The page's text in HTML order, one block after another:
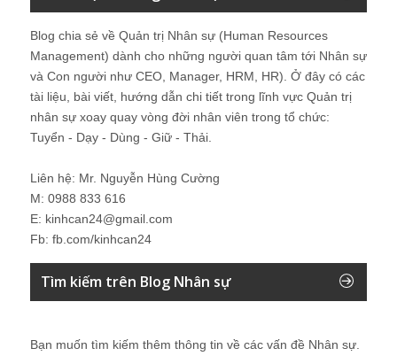
Blog chia sẻ về Quản trị Nhân sự (Human Resources
Management) dành cho những người quan tâm tới Nhân sự
và Con người như CEO, Manager, HRM, HR). Ở đây có các
tài liệu, bài viết, hướng dẫn chi tiết trong lĩnh vực Quản trị
nhân sự xoay quay vòng đời nhân viên trong tổ chức:
Tuyển - Dạy - Dùng - Giữ - Thải.
Liên hệ: Mr. Nguyễn Hùng Cường
M: 0988 833 616
E: kinhcan24@gmail.com
Fb: fb.com/kinhcan24
Tìm kiếm trên Blog Nhân sự
Bạn muốn tìm kiếm thêm thông tin về các vấn đề Nhân sự